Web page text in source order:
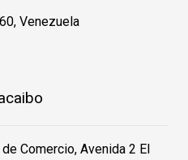
Venezuela
Comercio, Avenida 2 El